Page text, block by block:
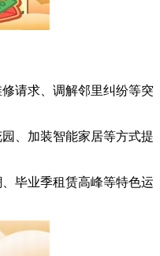
请求、调解邻里纠纷等突
、加装智能家居等方式提
毕业季租赁高峰等特色运